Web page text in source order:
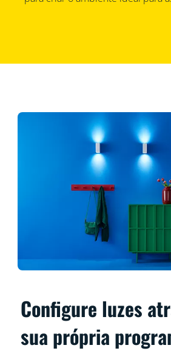
Configure luzes
sua própria